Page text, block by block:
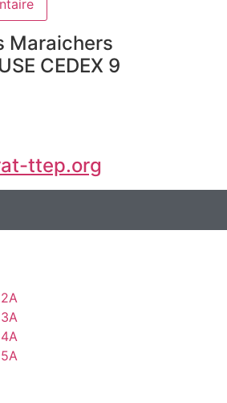
Maraichers
CEDEX 9
ttep.org